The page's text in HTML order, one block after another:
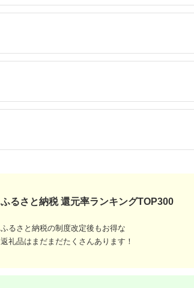
ふるさと納税 還元率ランキングTOP300
ふるさと納税の制度改定後もお得な
返礼品はまだまだたくさんあります！